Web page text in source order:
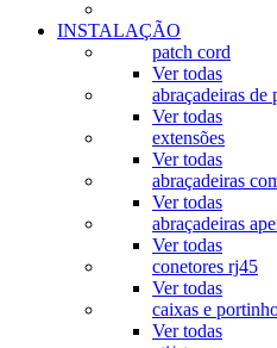
INSTALAÇÃO
patch cord
Ver todas
abraçadeiras de
Ver todas
extensões
Ver todas
abraçadeiras
Ver todas
abraçadeiras
Ver todas
conetores rj45
Ver todas
caixas e
Ver todas